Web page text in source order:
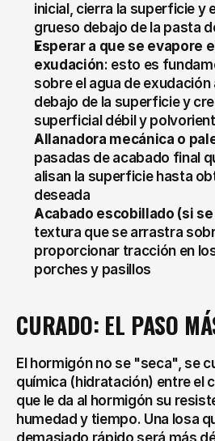
inicial, cierra la superficie y
grueso debajo de la pasta
Esperar a que se evapore
exudación: esto es
sobre el agua de exudación
debajo de la superficie y
superficial débil y
Allanadora mecánica o
pasadas de acabado final
alisan la superficie hasta
deseada
Acabado escobillado (si
textura que se arrastra
proporcionar tracción en
porches y pasillos
CURADO: EL PASO
El hormigón no se "seca", se
química (hidratación) entre el
que le da al hormigón su
humedad y tiempo. Una losa
demasiado rápido será más